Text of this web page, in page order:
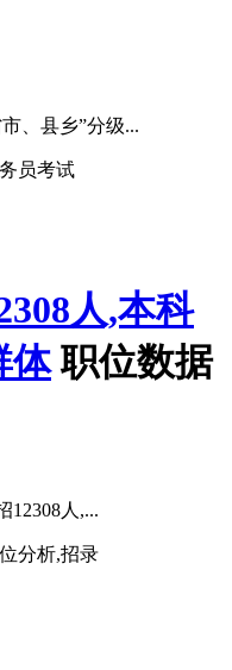
、县乡”分级...
员考试
人,本科
体 职位数据
12308人,...
分析,招录